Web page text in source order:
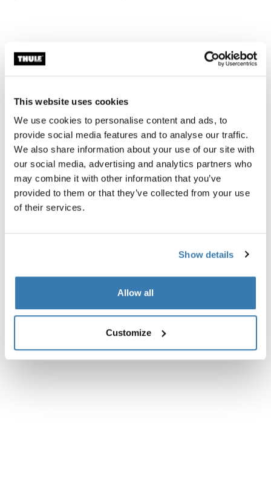
This website uses cookies
We use cookies to personalise content and ads, to
provide social media features and to analyse our traffic.
We also share information about your use of our site with
our social media, advertising and analytics partners who
may combine it with other information that you’ve
provided to them or that they’ve collected from your use
of their services.
Show details
Allow all
Customize
Toggle features
所有功能
Toggle techspec
技術規格